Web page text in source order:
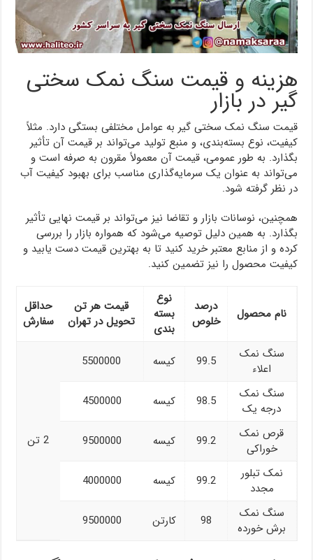
هزینه و قیمت سنگ نمک سختی
گیر در بازار
قیمت سنگ نمک سختی گیر به عوامل مختلفی بستگی دارد. مثلاً
کیفیت، نوع بسته‌بندی، و منبع تولید می‌تواند بر قیمت آن تأثیر
بگذارد. به طور عمومی، قیمت آن معمولاً مقرون به صرفه است و
می‌تواند به عنوان یک سرمایه‌گذاری مناسب برای بهبود کیفیت آب
در نظر گرفته شود.
همچنین، نوسانات بازار و تقاضا نیز می‌تواند بر قیمت نهایی تأثیر
بگذارد. به همین دلیل توصیه می‌شود که همواره بازار را بررسی
کرده و از منابع معتبر خرید کنید تا به بهترین قیمت دست یابید و
کیفیت محصول را نیز تضمین کنید.
نام محصول
درصد
خلوص
نوع
بسته
بندی
قیمت هر تن
تحویل در تهران
حداقل
سفارش
سنگ نمک
اعلاء
99.5 کیسه 5500000
2 تن
سنگ نمک
درجه یک
98.5 کیسه
4500000
قرص نمک
خوراکی
99.2 کیسه
9500000
نمک تبلور
مجدد
99.2 کیسه
4000000
سنگ نمک
برش خورده
98 کارتن 9500000